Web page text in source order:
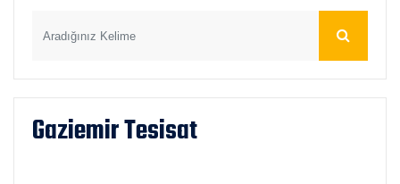
Gaziemir Tesisat